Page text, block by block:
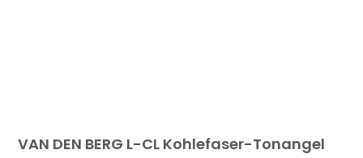
VAN DEN BERG L-CL Kohlefaser-Tonangel